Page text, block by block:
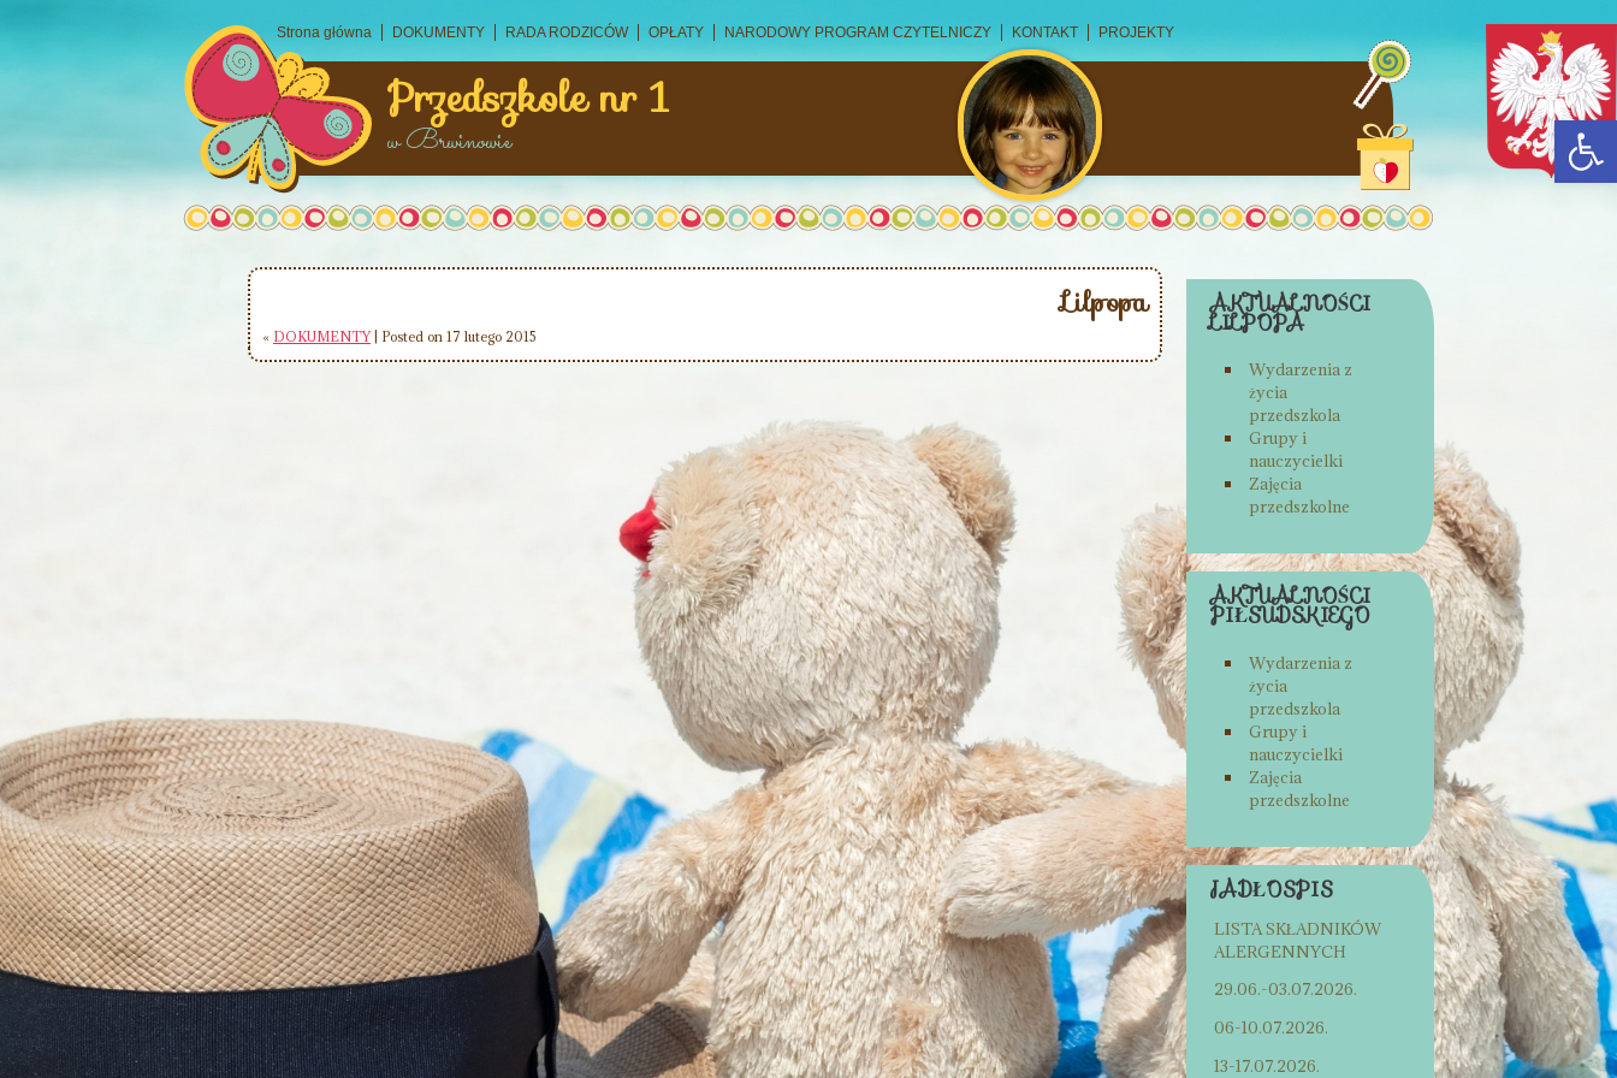
Przedszkole nr 1
w Brwinowie
Strona główna DOKUMENTY RADA RODZICÓW OPŁATY NARODOWY PROGRAM CZYTELNICZY KONTAKT PROJEKTY
Lilpopa
« DOKUMENTY| Posted on 17 lutego 2015
AKTUALNOŚCI
LILPOPA
Wydarzenia z
życia
przedszkola
Grupy i
nauczycielki
Zajęcia
przedszkolne
AKTUALNOŚCI
PIŁSUDSKIEGO
Wydarzenia z
życia
przedszkola
Grupy i
nauczycielki
Zajęcia
przedszkolne
JADŁOSPIS
LISTA SKŁADNIKÓW
ALERGENNYCH
29.06.-03.07.2026.
06-10.07.2026.
13-17.07.2026.